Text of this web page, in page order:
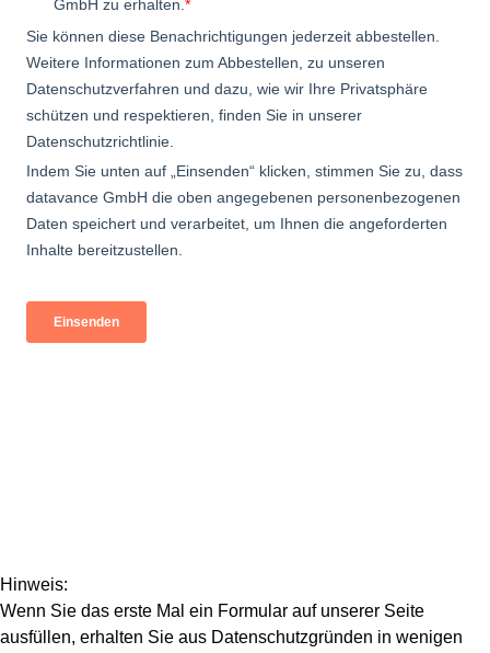
Hinweis:
Wenn Sie das erste Mal ein Formular auf unserer Seite
ausfüllen, erhalten Sie aus Datenschutzgründen in wenigen